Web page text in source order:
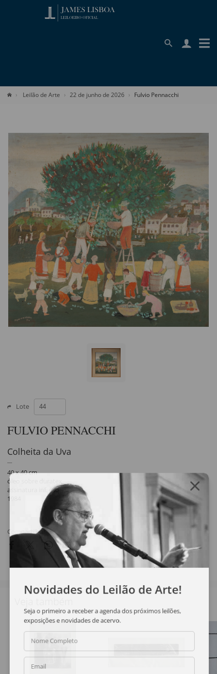
Leilão de Arte 22 de junho de 2026 Fulvio Pennacchi
Lote
FULVIO PENNACCHI
Colheita da Uva
40 x 40 cm
óleo sobre duratex
assinatura inf. esq.
1984
Compartilhar
Novidades do Leilão de Arte!
Seja o primeiro a receber a agenda dos próximos leilões,
exposições e novidades de acervo.
Nome Completo
Email